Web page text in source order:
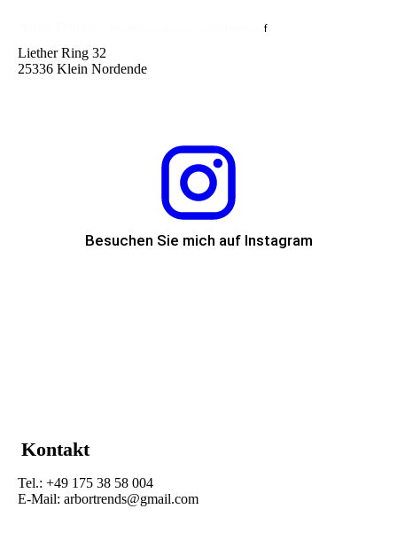
f
Liether Ring 32
25336 Klein Nordende
Besuchen Sie mich auf Instagram
Kontakt
Tel.: +49 175 38 58 004
E-Mail: arbortrends@gmail.com